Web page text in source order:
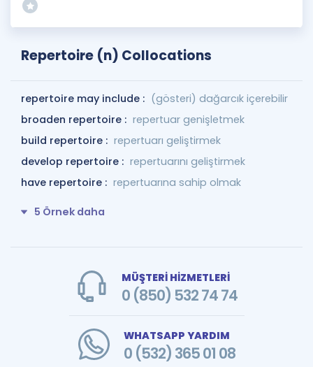
Repertoire (n) Collocations
repertoire may include : (gösteri) dağarcık içerebilir
broaden repertoire : repertuar genişletmek
build repertoire : repertuarı geliştirmek
develop repertoire : repertuarını geliştirmek
have repertoire : repertuarına sahip olmak
5 Örnek daha
MÜŞTERİ HİZMETLERİ
0 (850) 532 74 74
WHATSAPP YARDIM
0 (532) 365 01 08